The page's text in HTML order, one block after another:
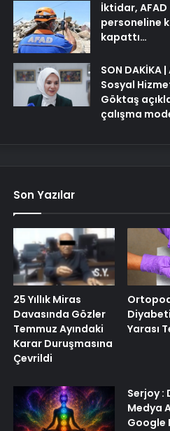
İktidar, AFAD
personeline
kapattı…
SON DAKİKA
Sosyal
Göktaş
çalışma
Son Yazılar
25 Yıllık Miras
Davasında Gözler
Temmuz Ayındaki
Karar Duruşmasına
Çevrildi
Yarası
Serjoy :
Medya
Google